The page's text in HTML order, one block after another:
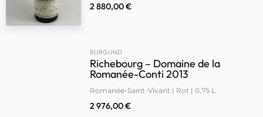
2 880,00€
BURGUND
Richebourg – Domaine de la
Romanée-Conti 2013
Romanée-Saint-Vivant | Rot | 0,75 L
2 976,00€